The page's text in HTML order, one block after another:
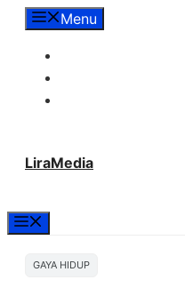
LangsungMenu
LiraMedia
GAYA HIDUP